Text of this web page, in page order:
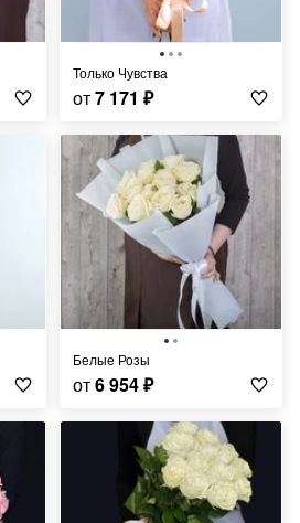
Только Чувства
от7 171 ₽
Белые Розы
от6 954₽